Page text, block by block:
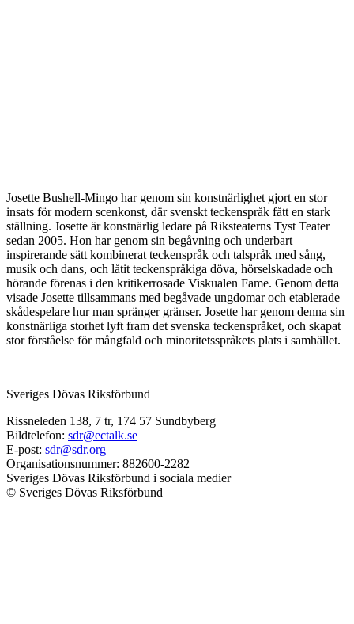
Josette Bushell-Mingo har genom sin konstnärlighet gjort en stor
insats för modern scenkonst, där svenskt teckenspråk fått en stark
ställning. Josette är konstnärlig ledare på Riksteaterns Tyst Teater
sedan 2005. Hon har genom sin begåvning och underbart
inspirerande sätt kombinerat teckenspråk och talspråk med sång,
musik och dans, och låtit teckenspråkiga döva, hörselskadade och
hörande förenas i den kritikerrosade Viskualen Fame. Genom detta
visade Josette tillsammans med begåvade ungdomar och etablerade
skådespelare hur man spränger gränser. Josette har genom denna sin
konstnärliga storhet lyft fram det svenska teckenspråket, och skapat
stor förståelse för mångfald och minoritetsspråkets plats i samhället.
Sveriges Dövas Riksförbund
Rissneleden 138, 7 tr, 174 57 Sundbyberg
Bildtelefon: sdr@ectalk.se
E-post: sdr@sdr.org
Organisationsnummer: 882600-2282
Sveriges Dövas Riksförbund i sociala medier
© Sveriges Dövas Riksförbund